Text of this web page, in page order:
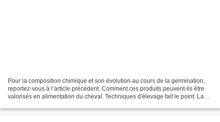
Pour la composition chimique et son évolution au cours de la germination,
reportez-vous à l’article précédent. Comment ces produits peuvent-ils être
valorisés en alimentation du cheval. Techniques d'élevage fait le point. La